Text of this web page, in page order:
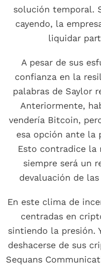
solución temporal.
cayendo, la
liquidar
A pesar de sus
confianza en la
palabras de Saylor
Anteriormente,
vendería Bitcoin,
esa opción ante la
Esto contradice la
siempre será un
devaluación de
En este clima de
centradas en
sintiendo la presión.
deshacerse de sus
Sequans